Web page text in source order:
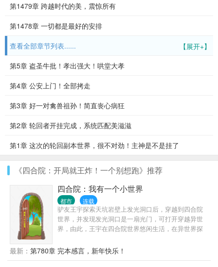
第1479章 跨越时代的美，震惊所有
第1478章 一切都是最好的安排
【展开+】
查看全部章节列表......
第5章 盗圣牛批！孝出强大！哄堂大孝
第4章 公安上门！全部拷走
第3章 好一对禽兽祖孙！简直丧心病狂
第2章 轮回者开挂完成，系统匹配美滋滋
第1章 这次的轮回副本世界，很不对劲！主神是不是挂了
《四合院：开局就王炸！一个别想跑》推荐
四合院：我有一个小世界
都市 连载
驴友王宇探索天坑岩壁上发光洞口后，穿越到四合院
世界，并发现发光洞口是一扇光门，可打开穿越异世
界，由此，王宇在四合院世界悠闲生活，在异世界探
最新： 第780章 完本感言，新年快乐！